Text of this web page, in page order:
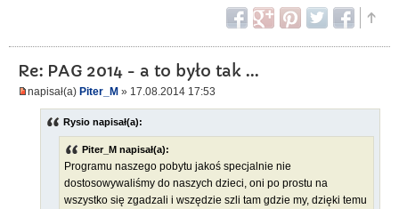
Re: PAG 2014 - a to było tak ...
napisał(a) Piter_M » 17.08.2014 17:53
Rysio napisał(a):
Piter_M napisał(a):
Programu naszego pobytu jakoś specjalnie nie
dostosowywaliśmy do naszych dzieci, oni po prostu na
wszystko się zgadzali i wszędzie szli tam gdzie my, dzięki temu